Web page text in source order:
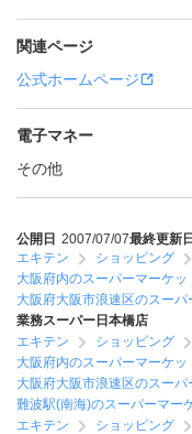
関連ページ
公式ホームページ
電子マネー
その他
公開日 2007/07/07最終更新日
エキテン
ショッピング
大阪府内のスーパーマーケ
大阪府大阪市浪速区のスー
業務スーパー日本橋店
エキテン
ショッピング
大阪府内のスーパーマーケ
大阪府大阪市浪速区のスー
難波駅(南海)のスーパーマー
エキテン
ショッピング